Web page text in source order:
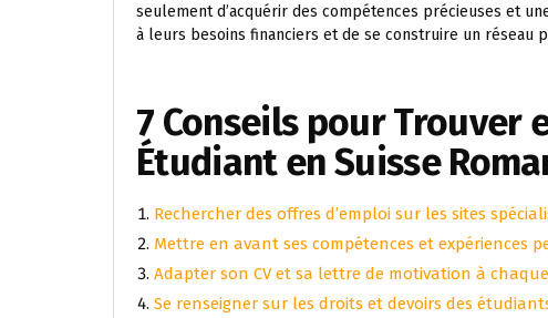
seulement d’acquérir des compétences précieuses et
à leurs besoins financiers et de se construire un réseau
7 Conseils pour Trouver
Étudiant en Suisse
Rechercher des offres d’emploi sur les sites
Mettre en avant ses compétences et expériences
Adapter son CV et sa lettre de motivation à
Se renseigner sur les droits et devoirs des